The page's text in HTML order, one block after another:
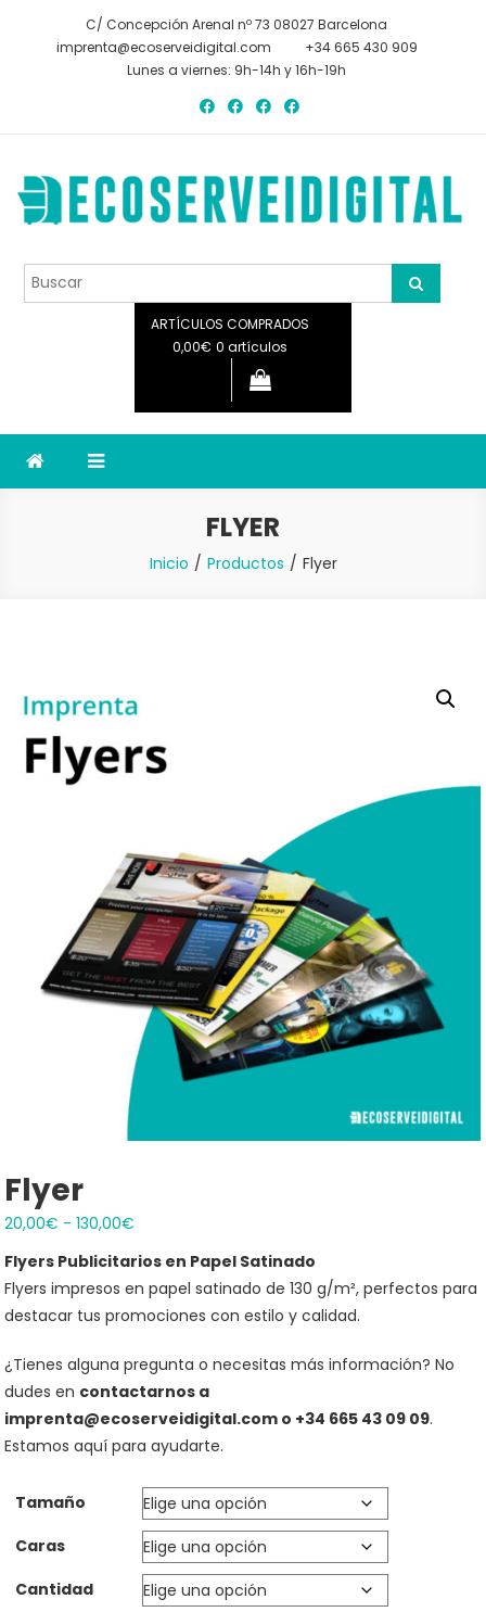
C/ Concepción Arenal nº 73 08027 Barcelona
imprenta@ecoserveidigital.com
+34 665 430 909
Lunes a viernes: 9h-14h y 16h-19h
Ecoservei digital
ARTÍCULOS COMPRADOS
0,00€ 0 artículos
FLYER
Inicio Productos Flyer
Flyer
20,00€ - 130,00€
desde
hasta
130,00€
Flyers Publicitarios en Papel Satinado
Flyers impresos en papel satinado de 130 g/m², perfectos para
destacar tus promociones con estilo y calidad.
¿Tienes alguna pregunta o necesitas más información? No
dudes en contactarnos a
imprenta@ecoserveidigital.com o +34 665 43 09 09.
Estamos aquí para ayudarte.
Tamaño
Caras
Cantidad